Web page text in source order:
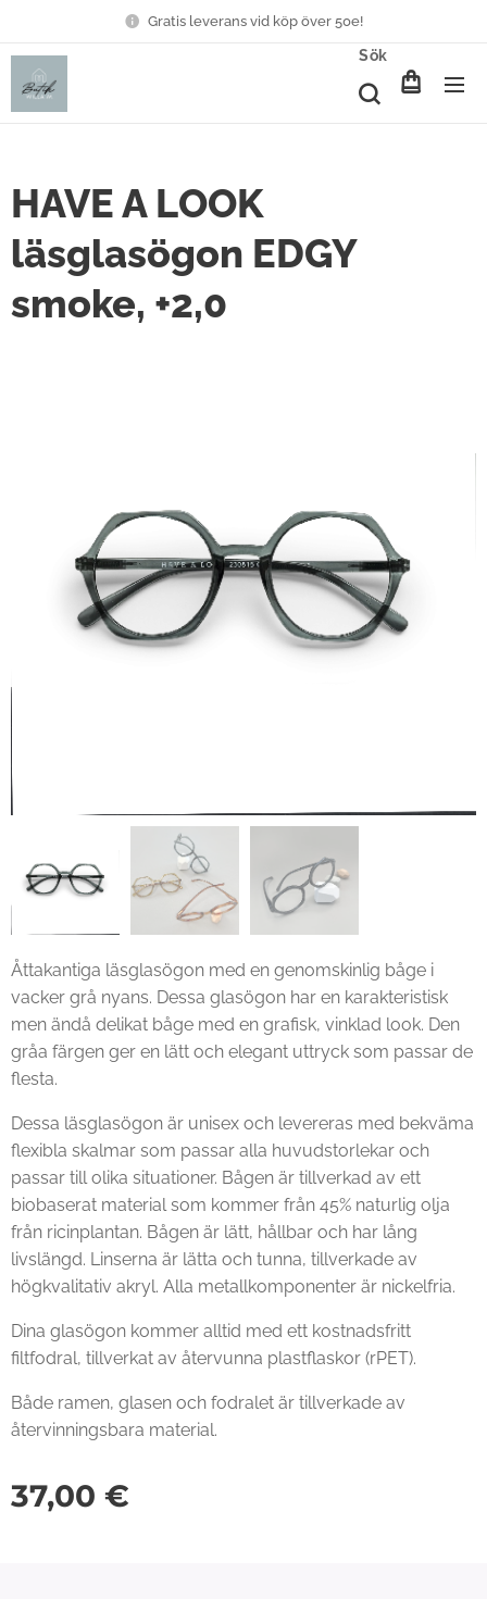
Gratis leverans vid köp över 50e!
Sök
HAVE A LOOK
läsglasögon EDGY
smoke, +2,0
Åttakantiga läsglasögon med en genomskinlig båge i
vacker grå nyans. Dessa glasögon har en karakteristisk
men ändå delikat båge med en grafisk, vinklad look. Den
gråa färgen ger en lätt och elegant uttryck som passar de
flesta.
Dessa läsglasögon är unisex och levereras med bekväma
flexibla skalmar som passar alla huvudstorlekar och
passar till olika situationer. Bågen är tillverkad av ett
biobaserat material som kommer från 45% naturlig olja
från ricinplantan. Bågen är lätt, hållbar och har lång
livslängd. Linserna är lätta och tunna, tillverkade av
högkvalitativ akryl. Alla metallkomponenter är nickelfria.
Dina glasögon kommer alltid med ett kostnadsfritt
filtfodral, tillverkat av återvunna plastflaskor (rPET).
Både ramen, glasen och fodralet är tillverkade av
återvinningsbara material.
37,00 €